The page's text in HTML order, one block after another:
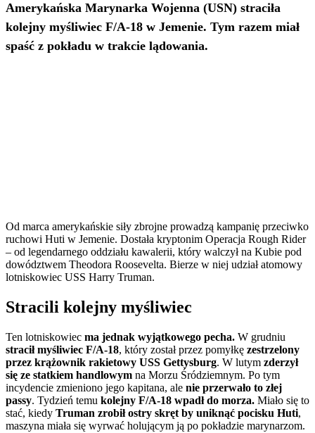
Amerykańska Marynarka Wojenna (USN) straciła
kolejny myśliwiec F/A-18 w Jemenie. Tym razem miał
spaść z pokładu w trakcie lądowania.
Od marca amerykańskie siły zbrojne prowadzą kampanię przeciwko
ruchowi Huti w Jemenie. Dostała kryptonim Operacja Rough Rider
– od legendarnego oddziału kawalerii, który walczył na Kubie pod
dowództwem Theodora Roosevelta. Bierze w niej udział atomowy
lotniskowiec USS Harry Truman.
Stracili kolejny myśliwiec
Ten lotniskowiec ma jednak wyjątkowego pecha. W grudniu
stracił myśliwiec F/A-18, który został przez pomyłkę zestrzelony
przez krążownik rakietowy USS Gettysburg. W lutym zderzył
się ze statkiem handlowym na Morzu Śródziemnym. Po tym
incydencie zmieniono jego kapitana, ale nie przerwało to złej
passy. Tydzień temu kolejny F/A-18 wpadł do morza. Miało się to
stać, kiedy Truman zrobił ostry skręt by uniknąć pocisku Huti,
maszyna miała się wyrwać holującym ją po pokładzie marynarzom.